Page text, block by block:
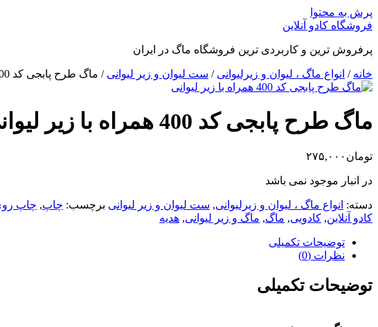
پرش به محتوا
فروشگاه کادو آنلاین
پرفروش ترین و کاربردی ترین فروشگاه ماگ در ایران
خانه / انواع ماگ ، لیوان و زیرلیوانی / ست لیوان و زیر لیوانی / ماگ طرح پابجی کد 400 همراه با زیر لیوانی
ماگ طرح پابجی کد 400 همراه با زیر لیوانی
تومان ۲۷۵,۰۰۰
در انبار موجود نمی باشد
دسته: انواع ماگ ، لیوان و زیرلیوانی, ست لیوان و زیر لیوانی برچسب: چاپ, چاپ
کادو آنلاین, کادویی, ماگ, ماگ و زیر لیوانی, هدیه
توضیحات تکمیلی
نظرات (0)
توضیحات تکمیلی